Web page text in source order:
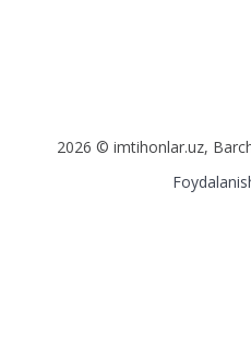
2026 © imtihonlar.uz,